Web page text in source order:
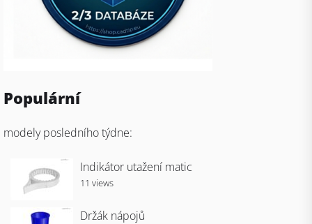
Populární
modely posledního týdne:
Indikátor utažení matic
11 views
Držák nápojů